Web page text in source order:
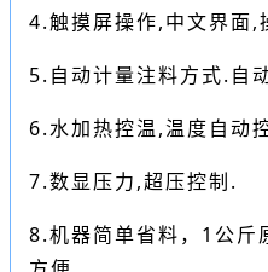
4.触摸屏操作,中文界面,
5.自动计量注料方式.自
6.水加热控温,温度自动
7.数显压力,超压控制.
8.机器简单省料，1公斤